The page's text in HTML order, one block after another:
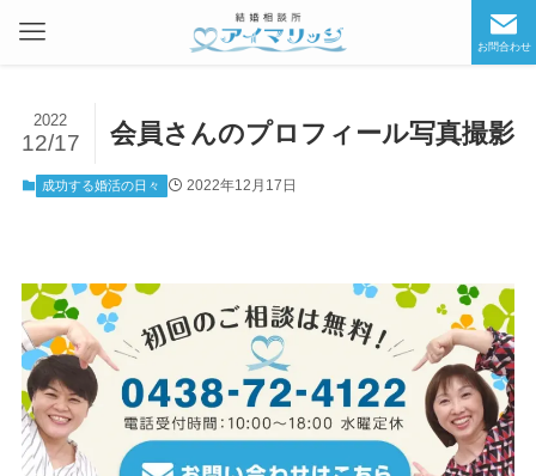
お問合わせ
会員さんのプロフィール写真撮影
2022
12/17
成功する婚活の日々 2022年12月17日